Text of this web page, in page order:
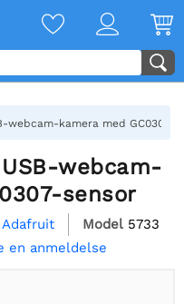
kamera med GC0307-
webcam-
sensor
Adafruit Model 5733
en anmeldelse